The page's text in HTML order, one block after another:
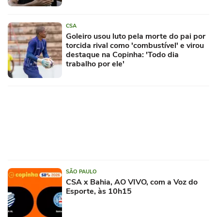
CSA
Goleiro usou luto pela morte do pai por
torcida rival como 'combustível' e virou
destaque na Copinha: 'Todo dia
trabalho por ele'
SÃO PAULO
CSA x Bahia, AO VIVO, com a Voz do
Esporte, às 10h15